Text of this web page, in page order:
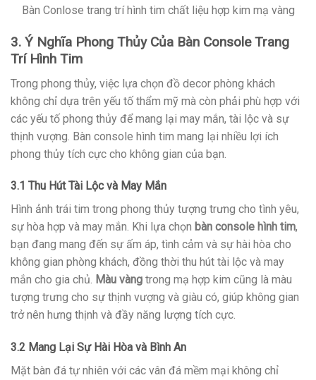
Bàn Conlose trang trí hình tim chất liệu hợp kim mạ vàng
3. Ý Nghĩa Phong Thủy Của Bàn Console Trang
Trí Hình Tim
Trong phong thủy, việc lựa chọn đồ decor phòng khách
không chỉ dựa trên yếu tố thẩm mỹ mà còn phải phù hợp với
các yếu tố phong thủy để mang lại may mắn, tài lộc và sự
thịnh vượng. Bàn console hình tim mang lại nhiều lợi ích
phong thủy tích cực cho không gian của bạn.
3.1 Thu Hút Tài Lộc và May Mắn
Hình ảnh trái tim trong phong thủy tượng trưng cho tình yêu,
sự hòa hợp và may mắn. Khi lựa chọn bàn console hình tim,
bạn đang mang đến sự ấm áp, tình cảm và sự hài hòa cho
không gian phòng khách, đồng thời thu hút tài lộc và may
mắn cho gia chủ. Màu vàng trong mạ hợp kim cũng là màu
tượng trưng cho sự thịnh vượng và giàu có, giúp không gian
trở nên hưng thịnh và đầy năng lượng tích cực.
3.2 Mang Lại Sự Hài Hòa và Bình An
Mặt bàn đá tự nhiên với các vân đá mềm mại không chỉ